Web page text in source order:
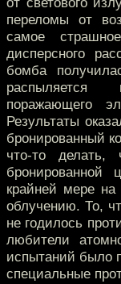
переломы от
самое
дисперсного
бомба
распыляется
поражающего
Результаты
бронированный
что-то делать,
бронированной
крайней мере
облучению. То,
не годилось
любители
испытаний было
специальные